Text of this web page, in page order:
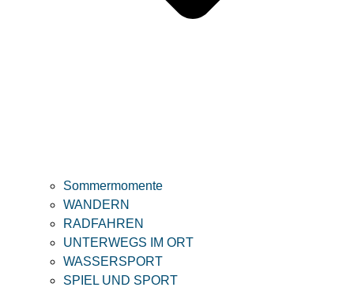
Sommermomente
WANDERN
RADFAHREN
UNTERWEGS IM ORT
WASSERSPORT
SPIEL UND SPORT